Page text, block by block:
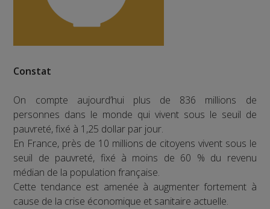
Constat
On compte aujourd’hui plus de 836 millions de
personnes dans le monde qui vivent sous le seuil de
pauvreté, fixé à 1,25 dollar par jour.
En France, près de 10 millions de citoyens vivent sous le
seuil de pauvreté, fixé à moins de 60 % du revenu
médian de la population française.
Cette tendance est amenée à augmenter fortement à
cause de la crise économique et sanitaire actuelle.